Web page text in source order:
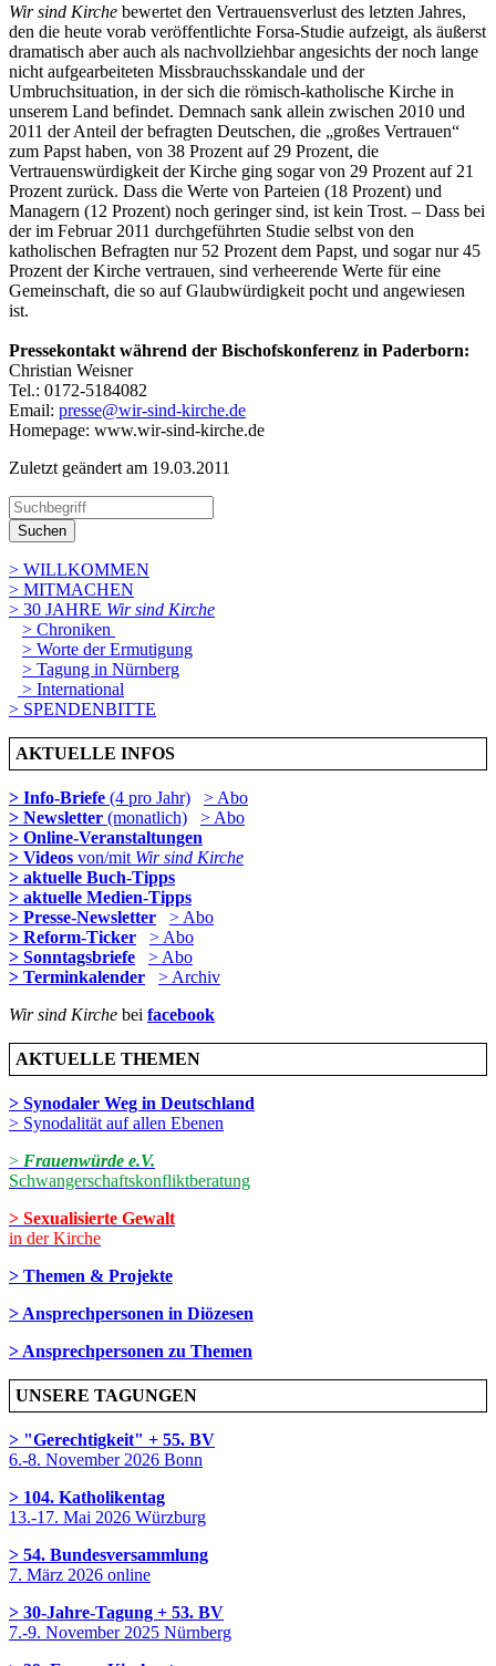
Wir sind Kirche bewertet den Vertrauensverlust des letzten Jahres,
den die heute vorab veröffentlichte Forsa-Studie aufzeigt, als äußerst
dramatisch aber auch als nachvollziehbar angesichts der noch lange
nicht aufgearbeiteten Missbrauchsskandale und der
Umbruchsituation, in der sich die römisch-katholische Kirche in
unserem Land befindet. Demnach sank allein zwischen 2010 und
2011 der Anteil der befragten Deutschen, die „großes Vertrauen“
zum Papst haben, von 38 Prozent auf 29 Prozent, die
Vertrauenswürdigkeit der Kirche ging sogar von 29 Prozent auf 21
Prozent zurück. Dass die Werte von Parteien (18 Prozent) und
Managern (12 Prozent) noch geringer sind, ist kein Trost. – Dass bei
der im Februar 2011 durchgeführten Studie selbst von den
katholischen Befragten nur 52 Prozent dem Papst, und sogar nur 45
Prozent der Kirche vertrauen, sind verheerende Werte für eine
Gemeinschaft, die so auf Glaubwürdigkeit pocht und angewiesen
ist.
Pressekontakt während der Bischofskonferenz in Paderborn:
Christian Weisner
Tel.: 0172-5184082
Email: presse@wir-sind-kirche.de
Homepage: www.wir-sind-kirche.de
Zuletzt geändert am 19­.03.2011
Suchen
> WILLKOMMEN
> MITMACHEN
> 30 JAHRE Wir sind Kirche
> Chroniken
> Worte der Ermutigung
> Tagung in Nürnberg
> International
> SPENDENBITTE
AKTUELLE INFOS
> Info-Briefe (4 pro Jahr)
> Abo
> Newsletter (monatlich)
> Abo
> Online-Veranstaltungen
> Videos von/mit Wir sind Kirche
> aktuelle Buch-Tipps
> aktuelle Medien-Tipps
> Presse-Newsletter
> Abo
> Reform-Ticker
> Abo
> Sonntagsbriefe
> Abo
> Terminkalender
> Archiv
Wir sind Kirche bei facebook
AKTUELLE THEMEN
> Synodaler Weg in Deutschland
> Synodalität auf allen Ebenen
> Frauenwürde e.V.
Schwangerschaftskonfliktberatung
> Sexualisierte Gewalt
in der Kirche
> Themen & Projekte
> Ansprechpersonen in Diözesen
> Ansprechpersonen zu Themen
UNSERE TAGUNGEN
> "Gerechtigkeit" + 55. BV
6.-8. November 2026 Bonn
> 104. Katholikentag
13.-17. Mai 2026 Würzburg
> 54. Bundesversammlung
7. März 2026 online
> 30-Jahre-Tagung + 53. BV
7.-9. November 2025 Nürnberg